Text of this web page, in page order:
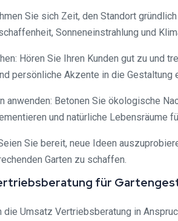
Sie sich Zeit, den Standort
Sonneneinstrahlung und
Hören Sie Ihren Kunden gut zu und
persönliche Akzente in die Gestaltung
anwenden: Betonen Sie ökologische
und natürliche Lebensräume
Sie bereit, neue Ideen
Garten zu schaffen.
für
die Umsatz Vertriebsberatung in